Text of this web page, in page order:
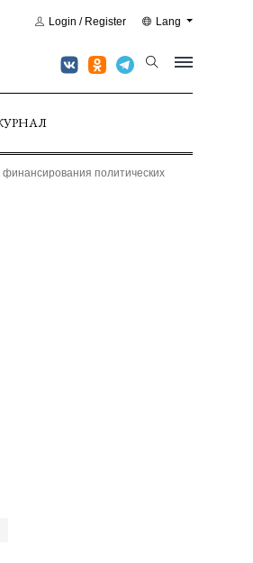
Login / Register Lang
политических